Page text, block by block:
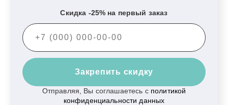
Скидка -25% на первый заказ
Закрепить скидку
Отправляя, Вы соглашаетесь с политикой
конфиденциальности данных